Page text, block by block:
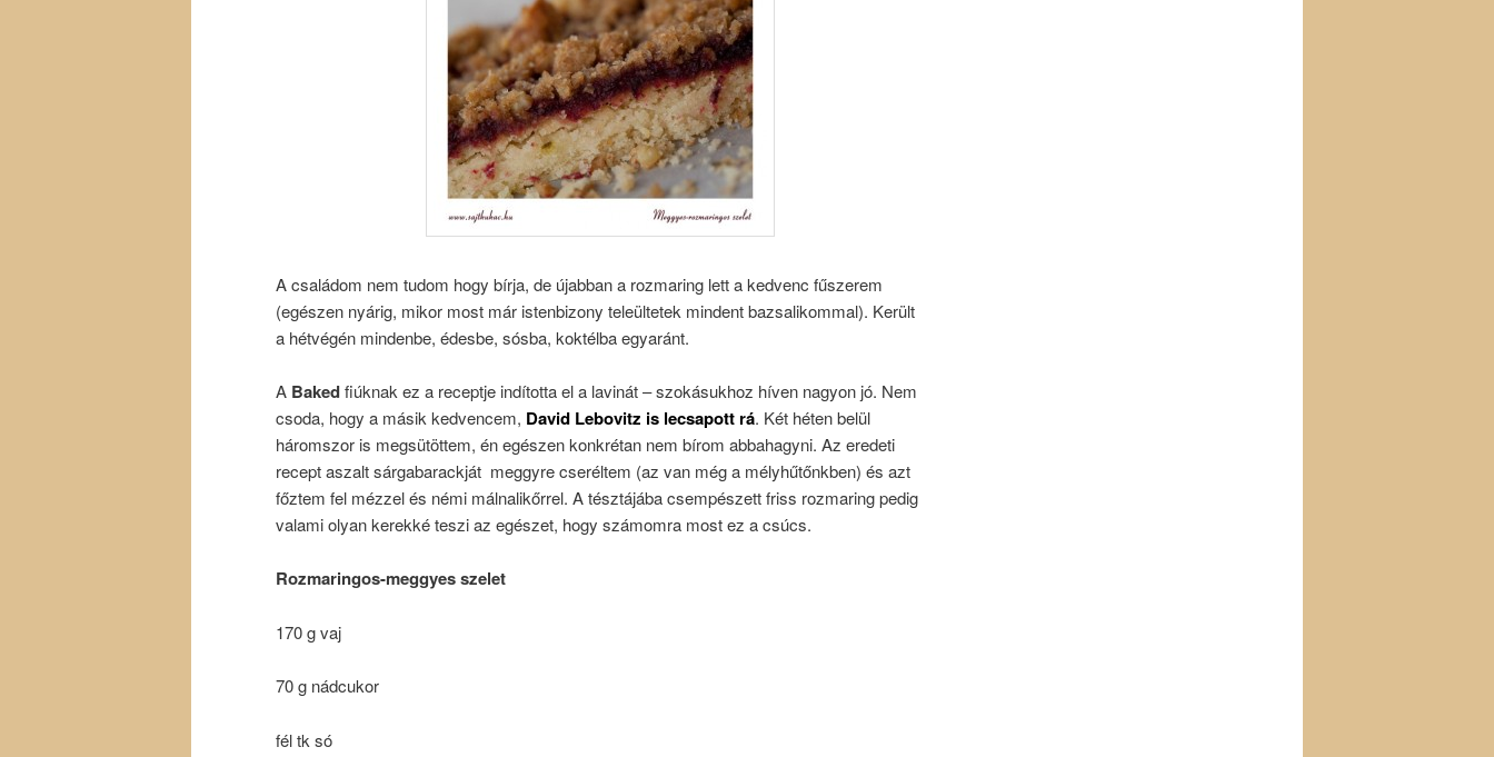
A családom nem tudom hogy bírja, de újabban a rozmaring lett a kedvenc fűszerem
(egészen nyárig, mikor most már istenbizony teleültetek mindent bazsalikommal). Került
a hétvégén mindenbe, édesbe, sósba, koktélba egyaránt.
A Bakedfiúknak ez a receptje indította el a lavinát – szokásukhoz híven nagyon jó. Nem
csoda, hogy a másik kedvencem, David Lebovitz is lecsapott rá. Két héten belül
háromszor is megsütöttem, én egészen konkrétan nem bírom abbahagyni. Az eredeti
recept aszalt sárgabarackját meggyre cseréltem (az van még a mélyhűtőnkben) és azt
főztem fel mézzel és némi málnalikőrrel. A tésztájába csempészett friss rozmaring pedig
valami olyan kerekké teszi az egészet, hogy számomra most ez a csúcs.
Rozmaringos-meggyes szelet
170 g vaj
70 g nádcukor
fél tk só